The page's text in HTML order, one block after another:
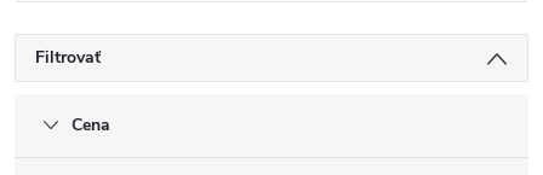
Filtrovať
Cena